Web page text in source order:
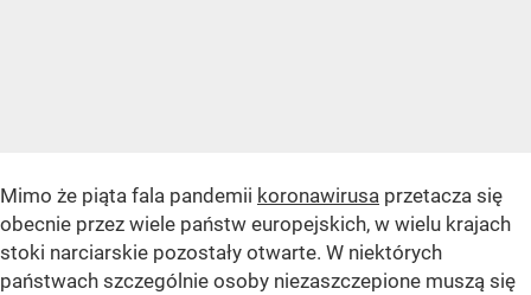
Mimo że piąta fala pandemii koronawirusa przetacza się
obecnie przez wiele państw europejskich, w wielu krajach
stoki narciarskie pozostały otwarte. W niektórych
państwach szczególnie osoby niezaszczepione muszą się